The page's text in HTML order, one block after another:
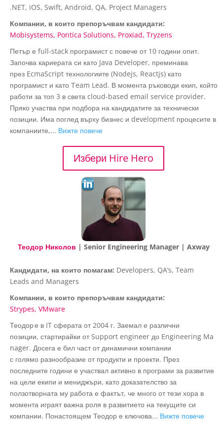
.NET, iOS, Swift, Android, QA, Project Managers
Компании, в които препоръчвам кандидати:
Mobisystems Pontica Solutions Proxiad Tryzens
Петър е full-stack програмист с повече от 10 години опит.
Започва кариерата си като Java Developer, преминава
през EcmaScript технологиите (Nodejs, Reactjs) като
програмист и като Тeam Lead. В момента ръководи екип, който
работи за топ 3 в света cloud-based email service provider.
Пряко участва при подбора на кандидатите за технически
позиции. Има поглед върху бизнес и development процесите в
компаниите,... Вижте повече
Избери Hire Hero
Теодор Николов | Senior Engineering Manager | Axway
Кандидати, на които помагам: Developers, QA’s, Team
Leads and Managers
Компании, в които препоръчвам кандидати:
Strypes VMware
Теодор е в IT сферата от 2004 г. Заемал е различни
позиции, стартирайки от Support engineer до Engineering Ma
nager. Досега е бил част от динамични компании
с голямо разнообразие от продукти и проекти. През
последните години е участвал активно в програми за развитие
на цели екипи и мениджъри, като доказателство за
ползотворната му работа е фактът, че много от тези хора в
момента играят важна роля в развитието на текущите си
компании. Понастоящем Теодор е ключова... Вижте повече